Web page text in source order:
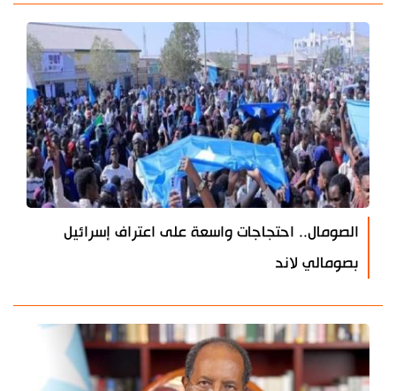
الصومال.. احتجاجات واسعة على اعتراف إسرائيل
بصومالي لاند